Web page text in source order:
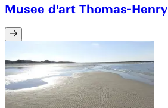
Musee d'art Thomas-Henry